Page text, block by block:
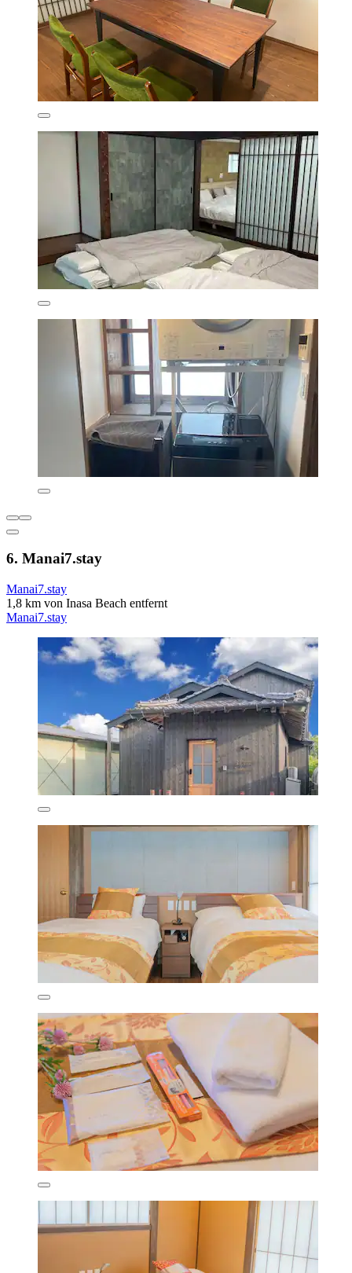
6. Manai7.stay
Manai7.stay
1,8 km von Inasa Beach entfernt
Manai7.stay